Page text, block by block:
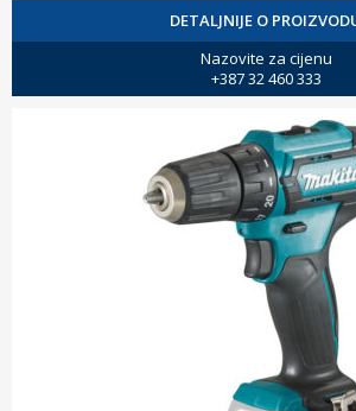
DETALJNIJE O
Nazovite za cijenu
+387 32 460 333